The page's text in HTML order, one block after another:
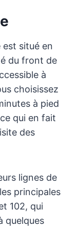
est situé en
du front de
à
choisissez
à pied
qui en fait
des
lignes de
principales
102, qui
quelques